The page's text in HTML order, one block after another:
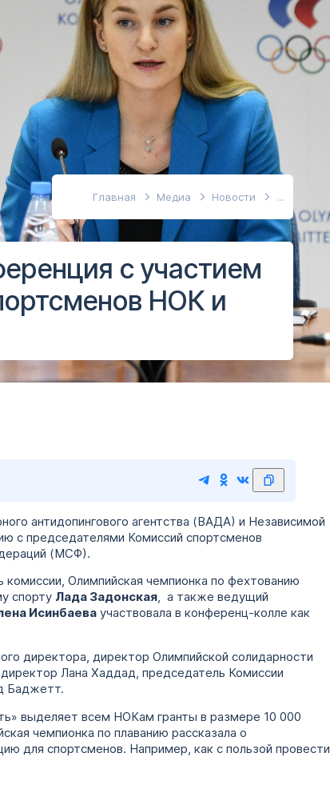
Главная Медиа Новости
с участием
НОК и
антидопингового агентства (ВАДА) и Независимой
с председателями Комиссий спортсменов
(МСФ).
Олимпийская чемпионка по фехтованию
спорту Лада Задонская, а также ведущий
Исинбаева участвовала в конференц-колле как
директора, директор Олимпийской солидарности
Лана Хаддад, председатель Комиссии
Баджетт.
выделяет всем НОКам гранты в размере 10 000
чемпионка по плаванию рассказала о
для спортсменов. Например, как с пользой провести